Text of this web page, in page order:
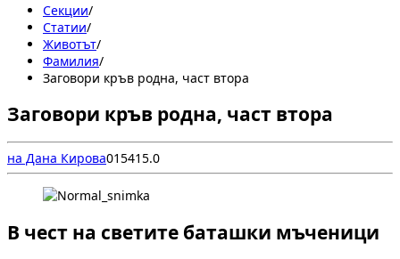
Секции/
Статии/
Животът/
Фамилия/
Заговори кръв родна, част втора
Заговори кръв родна, част втора
на Дана Кирова015415.0
В чест на светите баташки мъченици